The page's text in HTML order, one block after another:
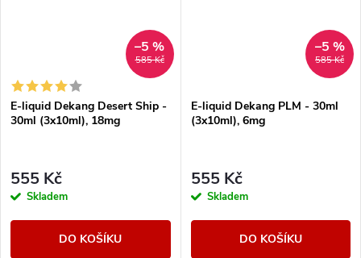
585 Kč
–5 %
E-liquid Dekang Desert Ship -
30ml (3x10ml), 18mg
555 Kč
Skladem
DO KOŠÍKU
585 Kč
–5 %
E-liquid Dekang PLM - 30ml
(3x10ml), 6mg
555 Kč
Skladem
DO KOŠÍKU